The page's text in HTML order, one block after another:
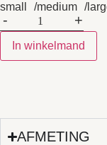
small medium
- +
In winkelmand
AFMETING